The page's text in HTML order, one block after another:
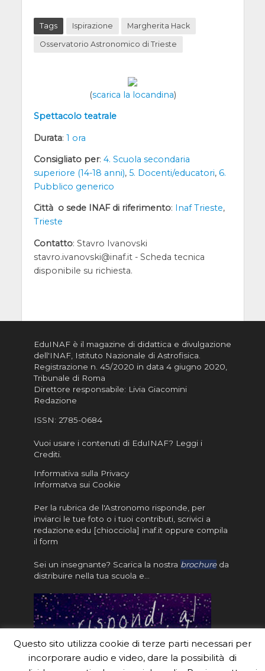
Tags Ispirazione Margherita Hack
Osservatorio Astronomico di Trieste
(scarica la locandina)
Spettacolo teatrale
Durata: 1 ora
Consigliato per: 4. Scuola secondaria
superiore (14-18 anni), 5. Docenti/educatori, 6.
Pubblico generico
Città o sede INAF di riferimento: Inaf Trieste,
Trieste
Contatto: Stavro Ivanovski
stavro.ivanovski@inaf.it - Scheda tecnica
disponibile su richiesta.
EduINAF è il magazine di didattica e divulgazione
dell'INAF, Istituto Nazionale di Astrofisica.
Registrazione n. 45/2020 in data 4 giugno 2020,
Tribunale di Roma
Direttore responsabile: Livia Giacomini
Redazione
ISSN: 2785-0684
Vuoi usare i contenuti di EduINAF? Leggi i
Crediti.
Informativa sulla Privacy
Informatva sui Cookie
Per la rubrica de l'Astronomo risponde, per
inviarci le tue foto o i tuoi contributi, scrivici a
redazione.edu [chiocciola] inaf.it oppure compila
il form
Sei un insegnante? Scarica la nostra brochureda
distribuire nella tua scuola e…
Questo sito utilizza cookie di terze parti necessari per
incorporare audio e video, dare la possibilità di